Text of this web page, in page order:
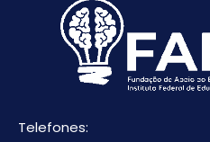
Telefones: